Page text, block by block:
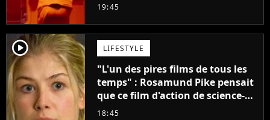
19:45
player2 LIFESTYLE
"L'un des pires films de tous les
temps" : Rosamund Pike pensait
que ce film d'action de science-
fiction avec Dwayne Johnson
18:45